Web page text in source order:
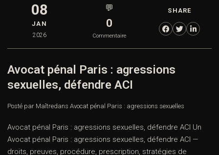
08
JAN
2026
💬
0
Commentaire
SHARE
Avocat pénal Paris : agressions
sexuelles, défendre ACI
Posté par Maîtredans Avocat pénal Paris : agressions sexuelles
Avocat pénal Paris : agressions sexuelles, défendre ACI Un
Avocat pénal Paris : agressions sexuelles, défendre ACI —
droits, preuves, procédure, prescription, stratégies de